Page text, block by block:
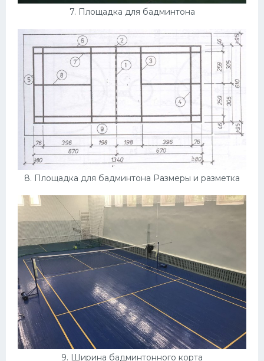
7. Площадка для бадминтона
8. Площадка для бадминтона Размеры и разметка
9. Ширина бадминтонного корта